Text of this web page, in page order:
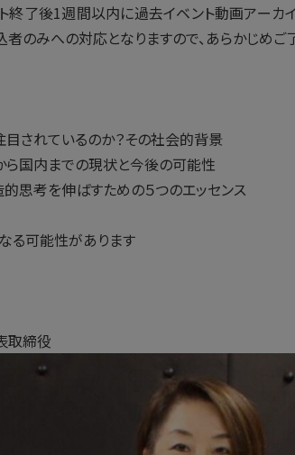
ト終了後1週間以内に過去イベント動画アー
のみへの対応となりますので、あらかじめご
目されているのか？その社会的背景
ら国内までの現状と今後の可能性
的思考を伸ばすための５つのエッセンス
る可能性があります
取締役